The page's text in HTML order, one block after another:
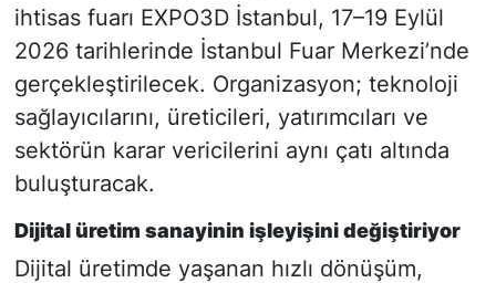
ihtisas fuarı EXPO3D İstanbul, 17–19 Eylül
2026 tarihlerinde İstanbul Fuar Merkezi’nde
gerçekleştirilecek. Organizasyon; teknoloji
sağlayıcılarını, üreticileri, yatırımcıları ve
sektörün karar vericilerini aynı çatı altında
buluşturacak.
Dijital üretim sanayinin işleyişini değiştiriyor
Dijital üretimde yaşanan hızlı dönüşüm,